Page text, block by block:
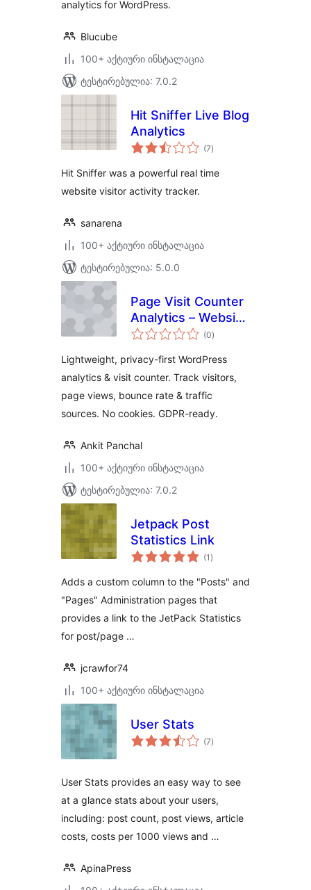
analytics for WordPress.
Blucube
100+ აქტიური ინსტალაცია
ტესტირებულია: 7.0.2
Hit Sniffer Live Blog
Analytics
(7საერთო
რეიტინგი
)
Hit Sniffer was a powerful real time
website visitor activity tracker.
sanarena
100+ აქტიური ინსტალაცია
ტესტირებულია: 5.0.0
Page Visit Counter
Analytics – Website
Statistics & Google
Alternative for
WordPress
(0საერთო
რეიტინგი
)
Lightweight, privacy-first WordPress
analytics & visit counter. Track visitors,
page views, bounce rate & traffic
sources. No cookies. GDPR-ready.
Ankit Panchal
100+ აქტიური ინსტალაცია
ტესტირებულია: 7.0.2
Jetpack Post
Statistics Link
(1 საერთო
რეიტინგი
)
Adds a custom column to the "Posts" and
"Pages" Administration pages that
provides a link to the JetPack Statistics
for post/page …
jcrawfor74
100+ აქტიური ინსტალაცია
User Stats
(7საერთო
რეიტინგი
)
User Stats provides an easy way to see
at a glance stats about your users,
including: post count, post views, article
costs, costs per 1000 views and …
ApinaPress